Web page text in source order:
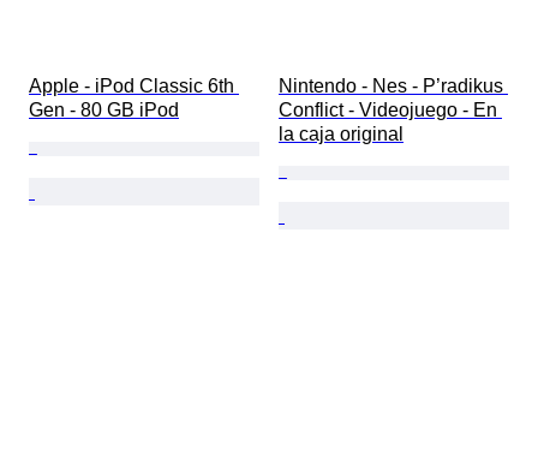
Apple - iPod Classic 6th
Gen - 80 GB iPod
Nintendo - Nes - P’radikus
Conflict - Videojuego - En
la caja original